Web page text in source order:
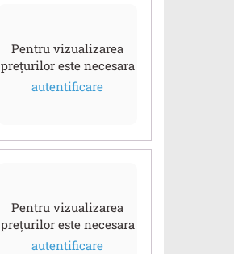
Pentru vizualizarea
prețurilor este necesara
autentificare
Pentru vizualizarea
prețurilor este necesara
autentificare